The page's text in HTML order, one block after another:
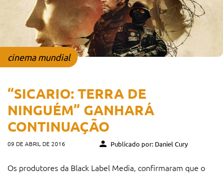
cinema mundial
“SICARIO: TERRA DE
NINGUÉM” GANHARÁ
CONTINUAÇÃO
09 DE ABRIL DE 2016 Publicado por: Daniel Cury
Os produtores da Black Label Media, confirmaram que o